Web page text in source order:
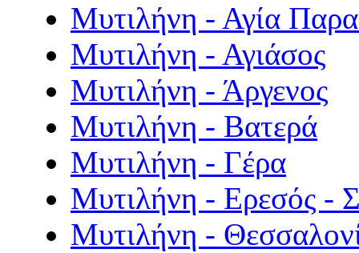
Μυτιλήνη - Αγία
Μυτιλήνη - Αγιάσος
Μυτιλήνη - Άργενος
Μυτιλήνη - Βατερά
Μυτιλήνη - Γέρα
Μυτιλήνη - Ερεσός -
Μυτιλήνη -